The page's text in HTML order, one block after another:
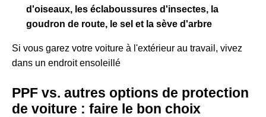
d'oiseaux, les éclaboussures d'insectes, la
goudron de route, le sel et la sève d'arbre
Si vous garez votre voiture à l'extérieur au travail, vivez
dans un endroit ensoleillé
PPF vs. autres options de protection
de voiture : faire le bon choix